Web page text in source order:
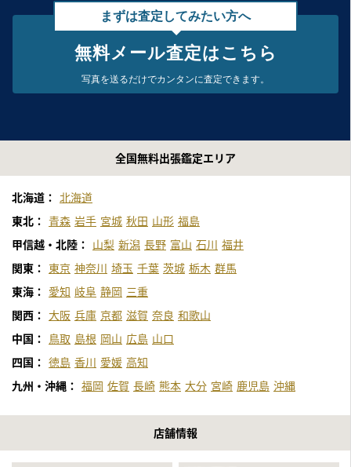
まずは査定してみたい方へ
無料メール査定はこちら
写真を送るだけでカンタンに査定できます。
全国無料出張鑑定エリア
北海道： 北海道
東北： 青森 岩手 宮城 秋田 山形 福島
甲信越・北陸：
山梨 新潟 長野 富山 石川 福井
関東：
東京 神奈川 埼玉 千葉 茨城 栃木 群馬
東海：
愛知 岐阜 静岡 三重
関西： 大阪 兵庫 京都 滋賀 奈良 和歌山
中国：
鳥取 島根 岡山 広島 山口
四国： 徳島 香川 愛媛 高知
九州・沖縄： 福岡 佐賀 長崎 熊本 大分 宮崎 鹿児島 沖縄
店舗情報